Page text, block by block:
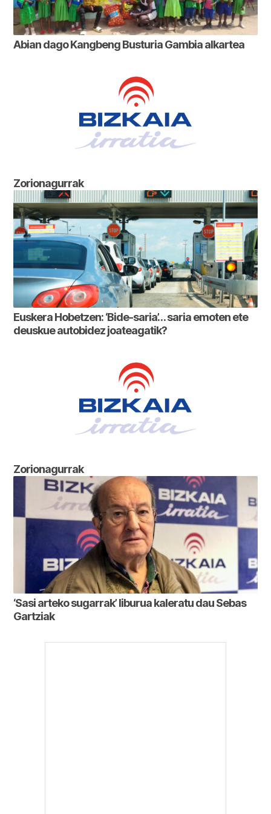
Abian dago Kangbeng Busturia Gambia alkartea
Zorionagurrak
Euskera Hobetzen: ‘Bide-saria’… saria emoten ete
deuskue autobidez joateagatik?
Zorionagurrak
‘Sasi arteko sugarrak’ liburua kaleratu dau Sebas
Gartziak